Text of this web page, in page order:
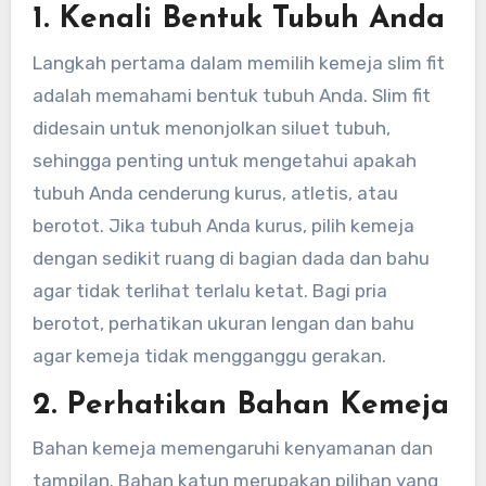
1. Kenali Bentuk Tubuh Anda
Langkah pertama dalam memilih kemeja slim fit
adalah memahami bentuk tubuh Anda. Slim fit
didesain untuk menonjolkan siluet tubuh,
sehingga penting untuk mengetahui apakah
tubuh Anda cenderung kurus, atletis, atau
berotot. Jika tubuh Anda kurus, pilih kemeja
dengan sedikit ruang di bagian dada dan bahu
agar tidak terlihat terlalu ketat. Bagi pria
berotot, perhatikan ukuran lengan dan bahu
agar kemeja tidak mengganggu gerakan.
2. Perhatikan Bahan Kemeja
Bahan kemeja memengaruhi kenyamanan dan
tampilan. Bahan katun merupakan pilihan yang